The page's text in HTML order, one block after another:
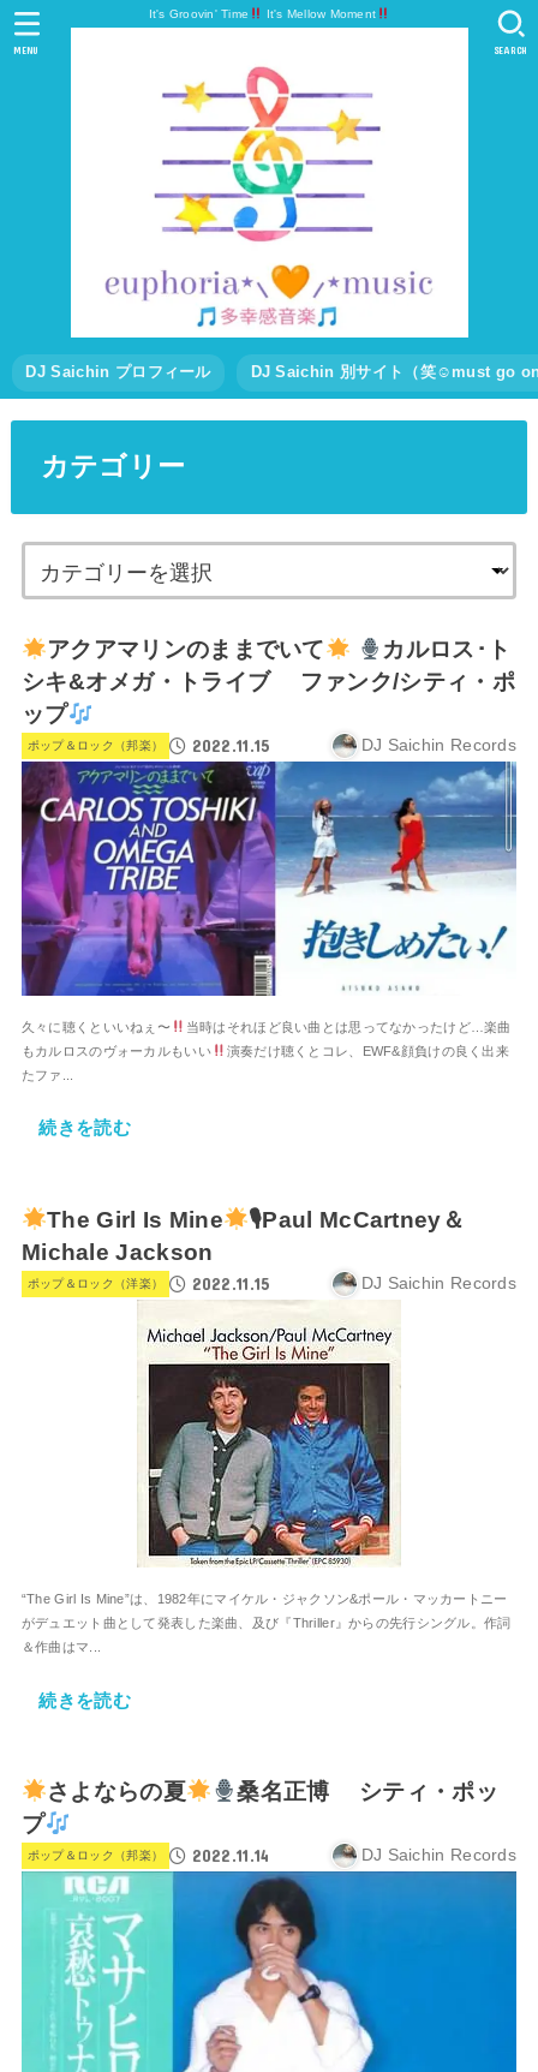
It's Groovin' Time It's Mellow Moment
DJ Saichin プロフィール DJ Saichin 別サイト（笑☺must go
SEARCH
MENU
カテゴリー
アクアマリンのままでいて
カルロス･ト
シキ&オメガ・トライブ ファンク/シティ・ポ
ップ
ポップ＆ロック（邦楽） 2022.11.15 DJ Saichin Records
久々に聴くといいねぇ〜
当時はそれほど良い曲とは思ってなかったけど…楽曲
もカルロスのヴォーカルもいい
演奏だけ聴くとコレ、EWF&顔負けの良く出来
たファ...
続きを読む
The Girl Is Mine
🎙Paul McCartney＆
Michale Jackson
ポップ＆ロック（洋楽） 2022.11.15 DJ Saichin Records
“The Girl Is Mine”は、1982年にマイケル・ジャクソン&ポール・マッカートニー
がデュエット曲として発表した楽曲、及び『Thriller』からの先行シングル。作詞
＆作曲はマ...
続きを読む
さよならの夏
桑名正博 シティ・ポッ
プ
ポップ＆ロック（邦楽） 2022.11.14 DJ Saichin Records